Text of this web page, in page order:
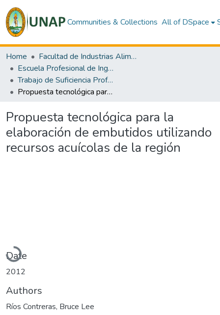
Communities & Collections All of DSpace
Home
Facultad de Industrias Alimentarias
Escuela Profesional de Ingeniería en Industrias Alimentarias
Trabajo de Suficiencia Profesional
Propuesta tecnológica para la elaboración de embutidos utilizando recursos acuícolas de la región
Propuesta tecnológica para la
elaboración de embutidos utilizando
recursos acuícolas de la región
Loading...
Date
2012
Authors
Ríos Contreras, Bruce Lee